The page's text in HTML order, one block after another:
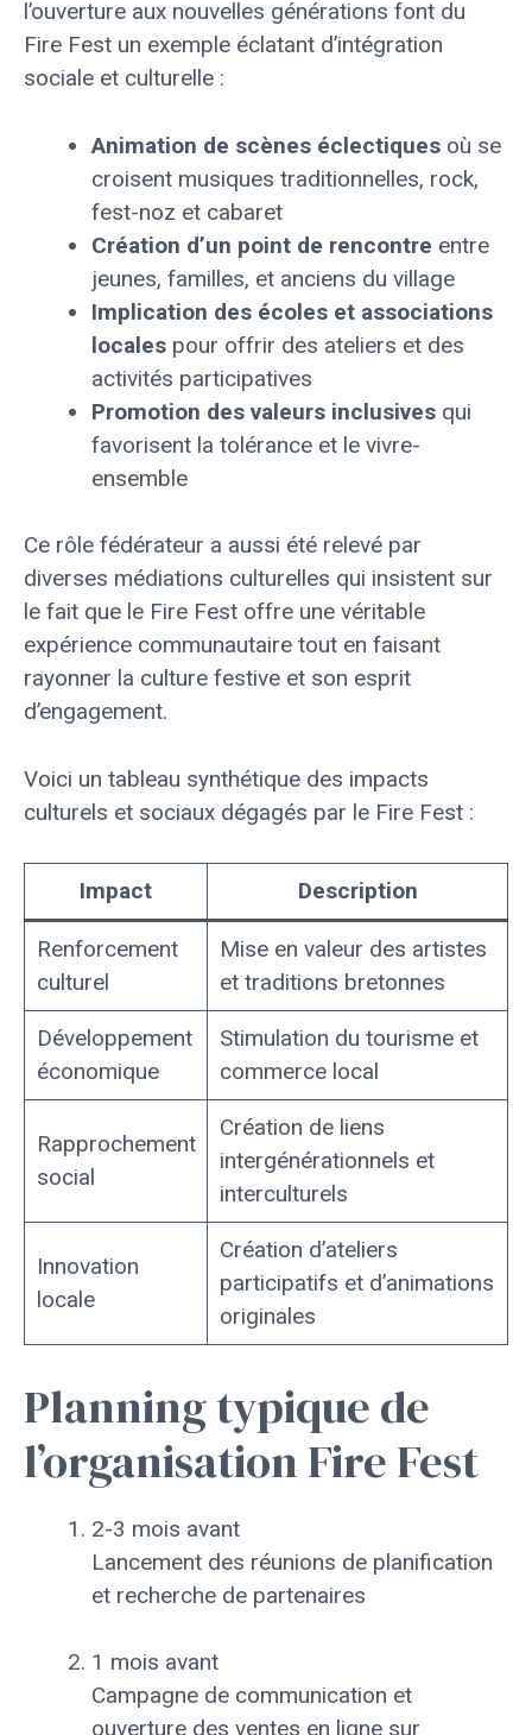
l’ouverture aux nouvelles générations font du
Fire Fest un exemple éclatant d’intégration
sociale et culturelle :
Animation de scènes éclectiques où se
croisent musiques traditionnelles, rock,
fest-noz et cabaret
Création d’un point de rencontre entre
jeunes, familles, et anciens du village
Implication des écoles et associations
locales pour offrir des ateliers et des
activités participatives
Promotion des valeurs inclusives qui
favorisent la tolérance et le vivre-
ensemble
Ce rôle fédérateur a aussi été relevé par
diverses médiations culturelles qui insistent sur
le fait que le Fire Fest offre une véritable
expérience communautaire tout en faisant
rayonner la culture festive et son esprit
d’engagement.
Voici un tableau synthétique des impacts
culturels et sociaux dégagés par le Fire Fest :
Impact Description
Renforcement
culturel
Mise en valeur des artistes
et traditions bretonnes
Développement
économique
Stimulation du tourisme et
commerce local
Rapprochement
social
Création de liens
intergénérationnels et
interculturels
Innovation
locale
Création d’ateliers
participatifs et d’animations
originales
Planning typique de
l’organisation Fire Fest
2-3 mois avant
Lancement des réunions de planification
et recherche de partenaires
1 mois avant
Campagne de communication et
ouverture des ventes en ligne sur